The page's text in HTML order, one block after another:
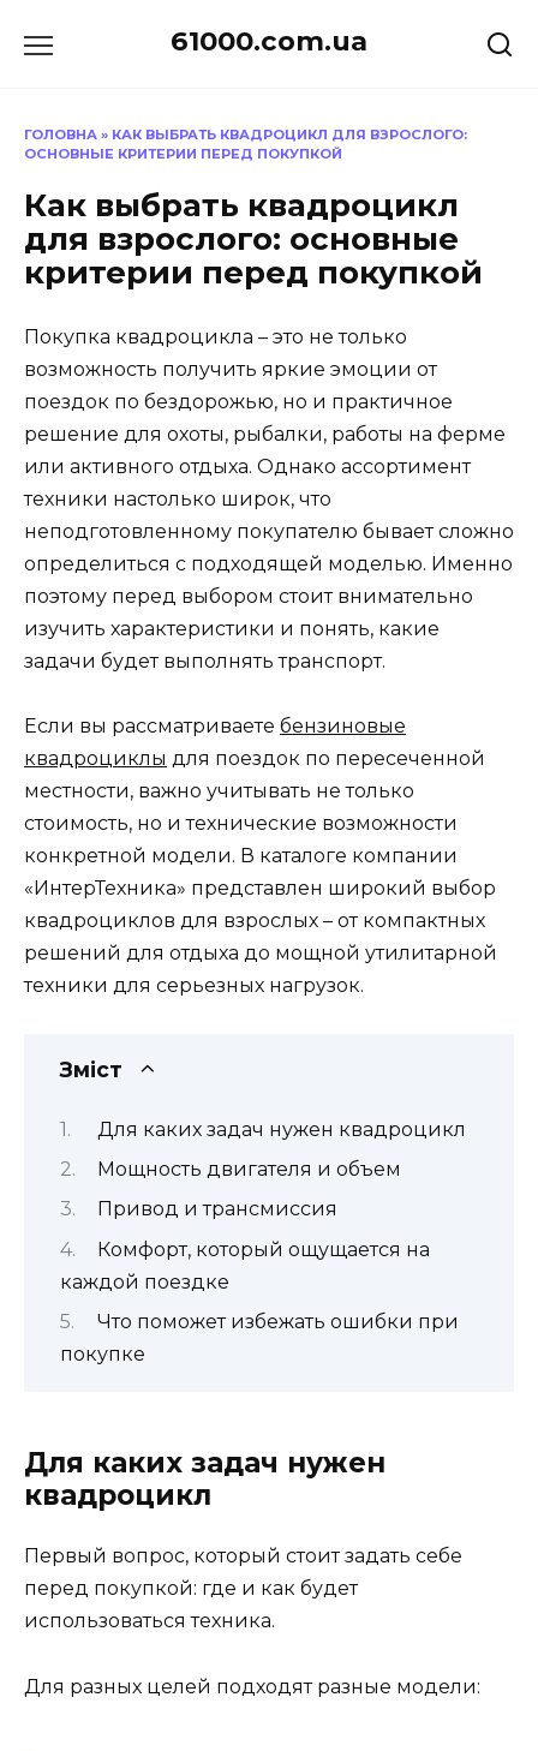
до
61000.com.ua
ГОЛОВНА » КАК ВЫБРАТЬ КВАДРОЦИКЛ ДЛЯ ВЗРОСЛОГО:
ОСНОВНЫЕ КРИТЕРИИ ПЕРЕД ПОКУПКОЙ
Как выбрать квадроцикл
для взрослого: основные
критерии перед покупкой
Покупка квадроцикла – это не только
возможность получить яркие эмоции от
поездок по бездорожью, но и практичное
решение для охоты, рыбалки, работы на ферме
или активного отдыха. Однако ассортимент
техники настолько широк, что
неподготовленному покупателю бывает сложно
определиться с подходящей моделью. Именно
поэтому перед выбором стоит внимательно
изучить характеристики и понять, какие
задачи будет выполнять транспорт.
Если вы рассматриваете бензиновые
квадроциклы для поездок по пересеченной
местности, важно учитывать не только
стоимость, но и технические возможности
конкретной модели. В каталоге компании
«ИнтерТехника» представлен широкий выбор
квадроциклов для взрослых – от компактных
решений для отдыха до мощной утилитарной
техники для серьезных нагрузок.
Зміст
Для каких задач нужен квадроцикл
Мощность двигателя и объем
Привод и трансмиссия
Комфорт, который ощущается на
каждой поездке
Что поможет избежать ошибки при
покупке
Для каких задач нужен
квадроцикл
Первый вопрос, который стоит задать себе
перед покупкой: где и как будет
использоваться техника.
Для разных целей подходят разные модели: